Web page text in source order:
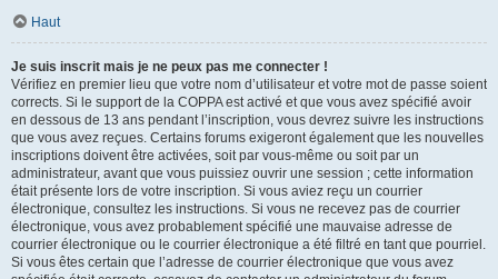
Haut
Je suis inscrit mais je ne peux pas me connecter !
Vérifiez en premier lieu que votre nom d’utilisateur et votre mot de passe soient
corrects. Si le support de la COPPA est activé et que vous avez spécifié avoir
en dessous de 13 ans pendant l’inscription, vous devrez suivre les instructions
que vous avez reçues. Certains forums exigeront également que les nouvelles
inscriptions doivent être activées, soit par vous-même ou soit par un
administrateur, avant que vous puissiez ouvrir une session ; cette information
était présente lors de votre inscription. Si vous aviez reçu un courrier
électronique, consultez les instructions. Si vous ne recevez pas de courrier
électronique, vous avez probablement spécifié une mauvaise adresse de
courrier électronique ou le courrier électronique a été filtré en tant que pourriel.
Si vous êtes certain que l’adresse de courrier électronique que vous avez